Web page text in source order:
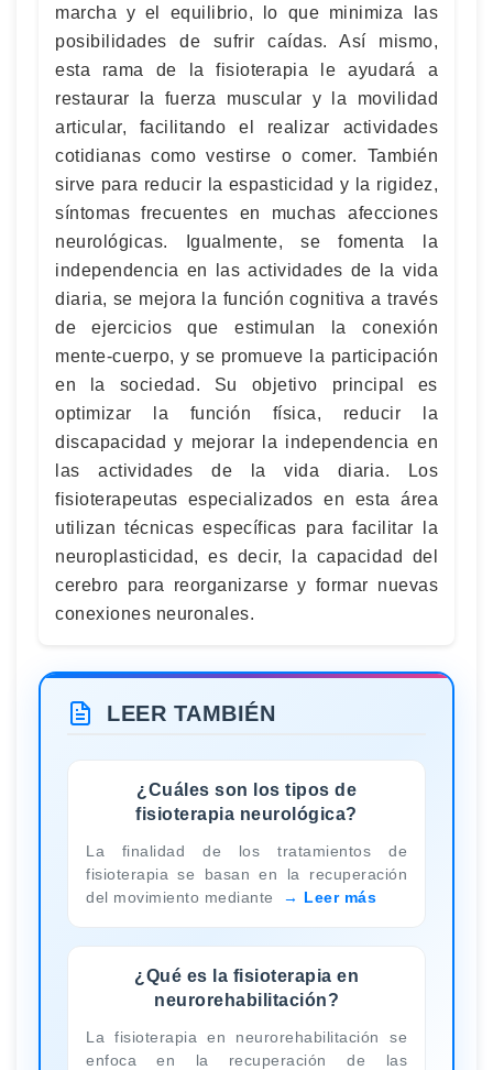
marcha y el equilibrio, lo que minimiza las
posibilidades de sufrir caídas. Así mismo,
esta rama de la fisioterapia le ayudará a
restaurar la fuerza muscular y la movilidad
articular, facilitando el realizar actividades
cotidianas como vestirse o comer. También
sirve para reducir la espasticidad y la rigidez,
síntomas frecuentes en muchas afecciones
neurológicas. Igualmente, se fomenta la
independencia en las actividades de la vida
diaria, se mejora la función cognitiva a través
de ejercicios que estimulan la conexión
mente-cuerpo, y se promueve la participación
en la sociedad. Su objetivo principal es
optimizar la función física, reducir la
discapacidad y mejorar la independencia en
las actividades de la vida diaria. Los
fisioterapeutas especializados en esta área
utilizan técnicas específicas para facilitar la
neuroplasticidad, es decir, la capacidad del
cerebro para reorganizarse y formar nuevas
conexiones neuronales.
LEER TAMBIÉN
¿Cuáles son los tipos de
fisioterapia neurológica?
La finalidad de los tratamientos de
fisioterapia se basan en la recuperación
del movimiento mediante
Leer más
¿Qué es la fisioterapia en
neurorehabilitación?
La fisioterapia en neurorehabilitación se
enfoca en la recuperación de las